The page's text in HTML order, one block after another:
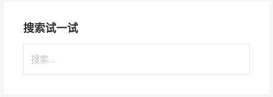
搜索试一试
索